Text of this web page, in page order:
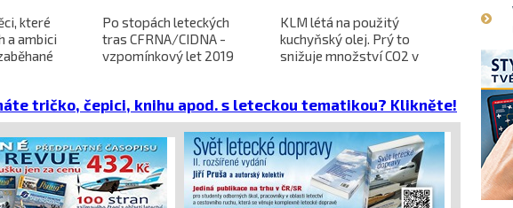
které
a ambici
Po stopách leteckých
tras CFRNA/CIDNA -
vzpomínkový let 2019
KLM létá na použitý
kuchyňský olej. Prý to
snižuje množství CO2 v
L-610
projekt
cena
tričko, čepici, knihu apod. s leteckou tematikou? Klikněte!